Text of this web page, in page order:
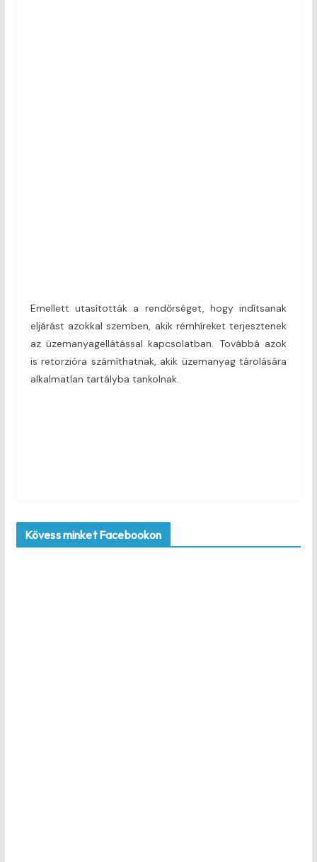
Emellett utasították a rendőrséget, hogy indítsanak
eljárást azokkal szemben, akik rémhíreket terjesztenek
az üzemanyagellátással kapcsolatban. Továbbá azok
is retorzióra számíthatnak, akik üzemanyag tárolására
alkalmatlan tartályba tankolnak.
Kövess minket Facebookon